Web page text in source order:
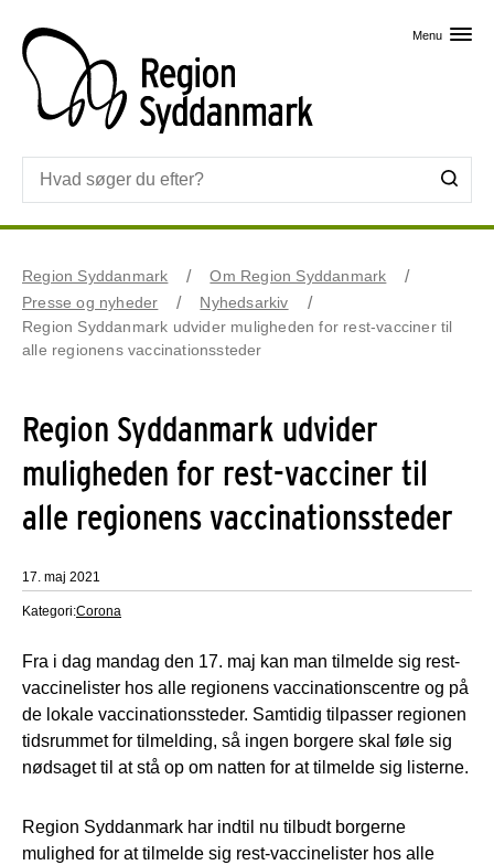
Menu
Region Syddanmark
Om Region Syddanmark
Presse og nyheder
Nyhedsarkiv
Region Syddanmark udvider muligheden for rest-vacciner til
alle regionens vaccinationssteder
Region Syddanmark udvider
muligheden for rest-vacciner til
alle regionens vaccinationssteder
17. maj 2021
Kategori:Corona
Fra i dag mandag den 17. maj kan man tilmelde sig rest-
vaccinelister hos alle regionens vaccinationscentre og på
de lokale vaccinationssteder. Samtidig tilpasser regionen
tidsrummet for tilmelding, så ingen borgere skal føle sig
nødsaget til at stå op om natten for at tilmelde sig listerne.
Region Syddanmark har indtil nu tilbudt borgerne
mulighed for at tilmelde sig rest-vaccinelister hos alle